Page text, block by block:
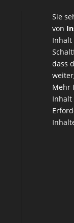
Sie
von
Inhalt
dass
Mehr
Inhalt